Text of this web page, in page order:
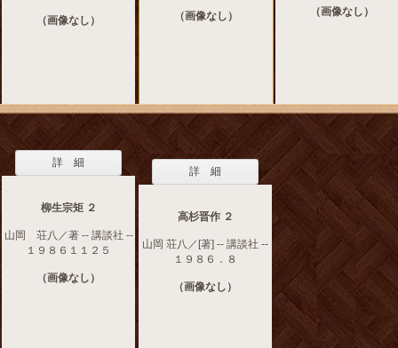
（画像なし） （画像なし） （画像なし）
詳 細
柳生宗矩 ２
山岡 荘八／著 -- 講談社 --
１９８６１１２５
（画像なし）
詳 細
高杉晋作 ２
山岡 荘八／[著] -- 講談社 --
１９８６．８
（画像なし）